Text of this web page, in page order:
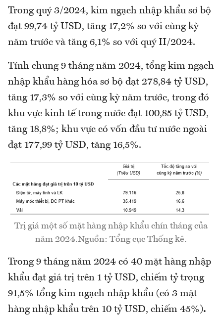
Trong quý 3/2024, kim ngạch nhập khẩu sơ bộ
đạt 99,74 tỷ USD, tăng 17,2% so với cùng kỳ
năm trước và tăng 6,1% so với quý II/2024.
Tính chung 9 tháng năm 2024, tổng kim ngạch
nhập khẩu hàng hóa sơ bộ đạt 278,84 tỷ USD,
tăng 17,3% so với cùng kỳ năm trước, trong đó
khu vực kinh tế trong nước đạt 100,85 tỷ USD,
tăng 18,8%; khu vực có vốn đầu tư nước ngoài
đạt 177,99 tỷ USD, tăng 16,5%.
Trị giá một số mặt hàng nhập khẩu chín tháng của
năm 2024.Nguồn: Tổng cục Thống kê.
Trong 9 tháng năm 2024 có 40 mặt hàng nhập
khẩu đạt giá trị trên 1 tỷ USD, chiếm tỷ trọng
91,5% tổng kim ngạch nhập khẩu (có 3 mặt
hàng nhập khẩu trên 10 tỷ USD, chiếm 45%).